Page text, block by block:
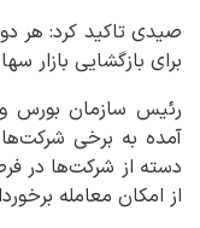
صیدی تاکید کرد: هر
برای بازگشایی بازار
رئیس سازمان بورس و
آمده به برخی
دسته از شرکت‌ها در
از امکان معامله